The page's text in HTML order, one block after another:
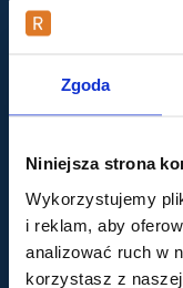
Zgoda
Niniejsza strona
Wykorzystujemy
i reklam, aby
analizować ruch w
korzystasz z
kwietnia 2011 roku
Nasze usługi
Zajrzyj